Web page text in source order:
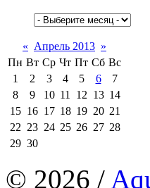
« Апрель 2013 »
Пн Вт Ср Чт Пт Сб Вс
1
2 3 4 5 6
7
8
9 10 11 12 13 14
15 16 17 18 19 20 21
22 23 24 25 26 27 28
29 30
© 2026 /